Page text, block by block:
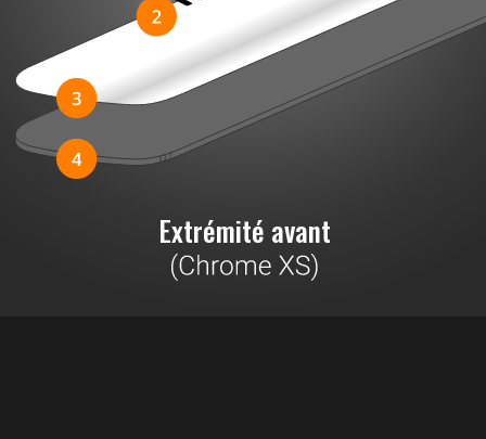
Extrémité avant